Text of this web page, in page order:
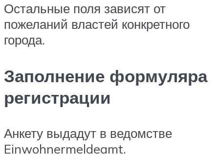
Остальные поля зависят от
пожеланий властей конкретного
города.
Заполнение формуляра
регистрации
Анкету выдадут в ведомстве
Einwohnermeldeamt.